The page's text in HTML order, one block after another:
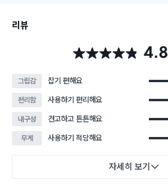
리뷰
별점 4.8점 4.8
그립감 잡기 편해요
편리함 사용하기 편리해요
내구성 견고하고 튼튼해요
무게 사용하기 적당해요
자세히 보기